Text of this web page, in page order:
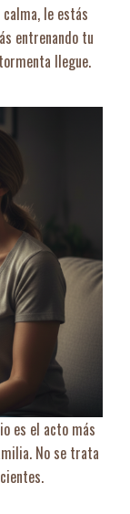
le estás
entrenando tu
llegue.
es el acto más
No se trata